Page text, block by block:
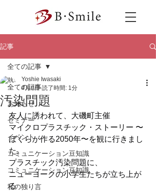
記事
全ての記事
お知らせ
セミナー
イベント
コミュニケーション豆知識
コミュニケーション豆知識
私の独り言
全ての記事
汚染問題
Yoshie Iwasaki
4月9日 読了時間: 1分
友人に誘われて、大磯町主催
マイクロプラスチック・ストーリー 〜
ぼくらが作る2050年〜を観に行きまし
た。
プラスチック汚染問題に、
ニューヨークの小学生たちが立ち上が
る